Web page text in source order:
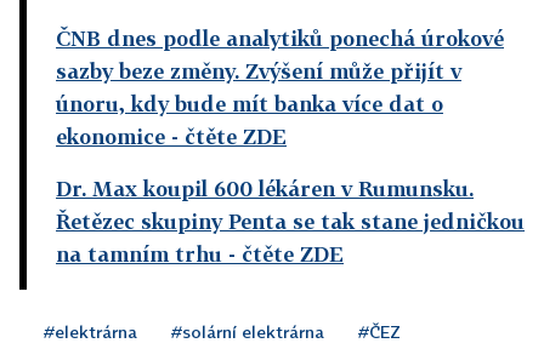
ČNB dnes podle analytiků ponechá úrokové
sazby beze změny. Zvýšení může přijít v
únoru, kdy bude mít banka více dat o
ekonomice - čtěte ZDE
Dr. Max koupil 600 lékáren v Rumunsku.
Řetězec skupiny Penta se tak stane jedničkou
na tamním trhu - čtěte ZDE
#elektrárna #solární elektrárna #ČEZ